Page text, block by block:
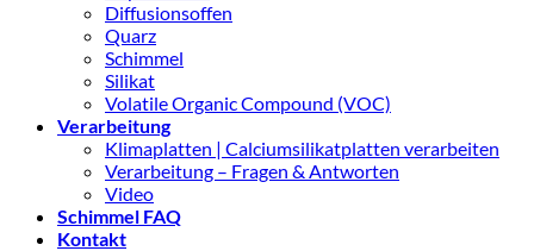
Diffusionsoffen
Quarz
Schimmel
Silikat
Volatile Organic Compound (VOC)
Verarbeitung
Klimaplatten | Calciumsilikatplatten verarbeiten
Verarbeitung – Fragen & Antworten
Video
Schimmel FAQ
Kontakt